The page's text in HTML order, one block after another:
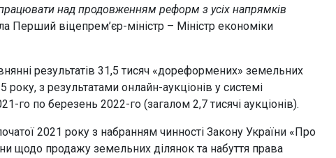
над продовженням реформ з усіх напрямків
Перший віцепрем’єр-міністр – Міністр економіки
результатів 31,5 тисяч «дореформених» земельних
з результатами онлайн-аукціонів у системі
го по березень 2022-го (загалом 2,7 тисячі аукціонів).
2021 року з набранням чинності Закону України «Про
щодо продажу земельних ділянок та набуття права